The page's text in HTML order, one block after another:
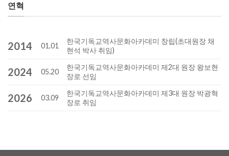
연혁
2014 01.01
한국기독교역사문화아카데미 창립(초대원장 채
현석 박사 취임)
2024 05.20
한국기독교역사문화아카데미 제2대 원장 왕보현
장로 선임
2026 03.09
한국기독교역사문화아카데미 제3대 원장 박광혁
장로 취임